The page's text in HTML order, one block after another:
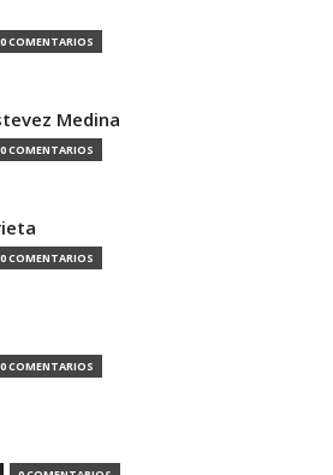
0 COMENTARIOS
Medina
0 COMENTARIOS
0 COMENTARIOS
0 COMENTARIOS